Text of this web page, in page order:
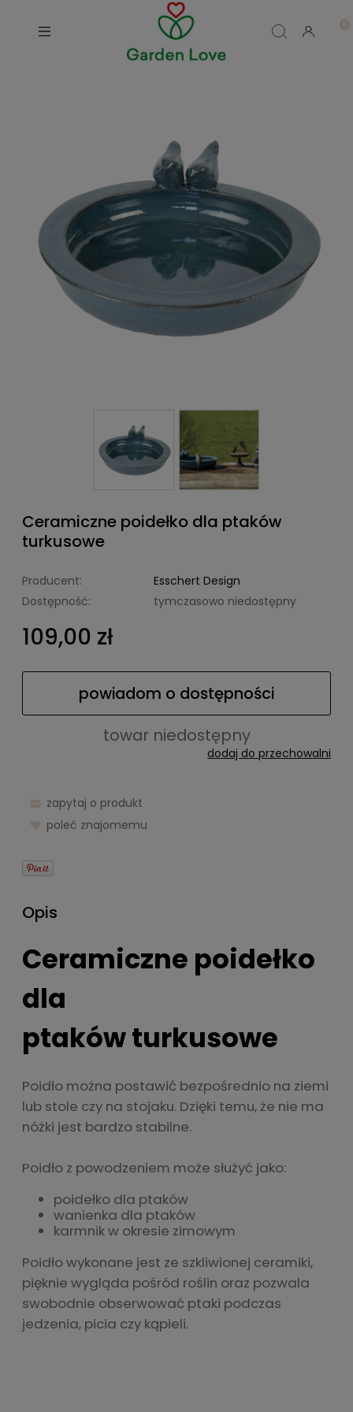
Ceramiczne poidełko dla ptaków
turkusowe
Producent:
Esschert Design
Dostępność:
tymczasowo niedostępny
109,00 zł
powiadom o dostępności
towar niedostępny
dodaj do przechowalni
zapytaj o produkt
poleć znajomemu
Opis
Ceramiczne poidełko
dla
ptaków turkusowe
Poidło można postawić bezpośrednio na ziemi
lub stole czy na stojaku. Dzięki temu, że nie ma
nóżki jest bardzo stabilne.
Poidło z powodzeniem może służyć jako:
poidełko dla ptaków
wanienka dla ptaków
karmnik w okresie zimowym
Poidło wykonane jest ze szkliwionej ceramiki,
pięknie wygląda pośród roślin oraz pozwala
swobodnie obserwować ptaki podczas
jedzenia, picia czy kąpieli.